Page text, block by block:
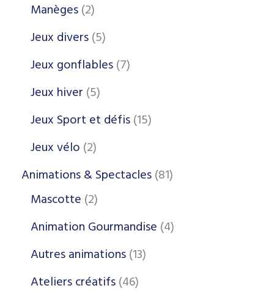
Manèges 2
Jeux divers 5
Jeux gonflables 7
Jeux hiver 5
Jeux Sport et défis 15
Jeux vélo 2
Animations & Spectacles 81
Mascotte 2
Animation Gourmandise 4
Autres animations 13
Ateliers créatifs 46